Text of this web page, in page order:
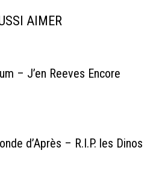
AIMER
– J’en Reeves Encore
d’Après – R.I.P. les Dinos